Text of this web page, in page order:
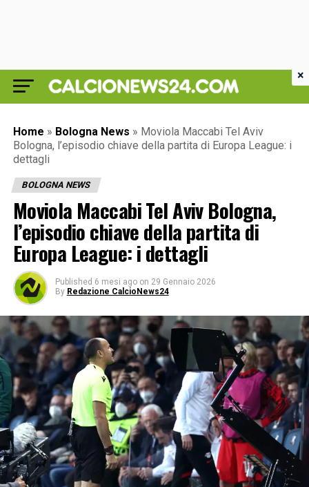
Home » Bologna News » Moviola Maccabi Tel Aviv
Bologna, l’episodio chiave della partita di Europa League: i
dettagli
BOLOGNA NEWS
Moviola Maccabi Tel Aviv Bologna,
l’episodio chiave della partita di
Europa League: i dettagli
Published 6 mesi ago on 29 Gennaio 2026
By Redazione CalcioNews24
×